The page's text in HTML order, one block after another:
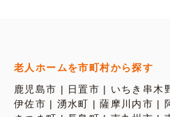
老人ホームを市町村から探す
鹿児島市
日置市 いちき串木
伊佐市
湧水町 薩摩川内市